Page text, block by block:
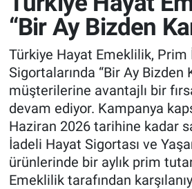
“Bir Ay Bizden
Türkiye Hayat Emeklilik, Prim
Sigortalarında “Bir Ay Bizden
müşterilerine avantajlı bir
devam ediyor. Kampanya
Haziran 2026 tarihine kadar
İadeli Hayat Sigortası ve
ürünlerinde bir aylık prim
Emeklilik tarafından
Trafik Durumu
Süper Lig Puan Durumu ve
Tüm Manşetler
Son Dakika Haberleri
Haber Arşivi